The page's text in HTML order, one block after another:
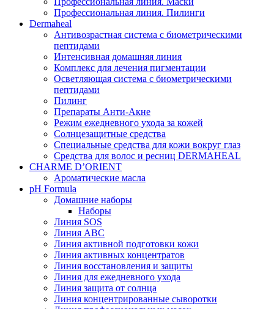
Профессиональная линия. Пилинги
Dermaheal
Антивозрастная система с биометрическими
пептидами
Интенсивная домашняя линия
Комплекс для лечения пигментации
Осветляющая система с биометрическими
пептидами
Пилинг
Препараты Анти-Акне
Режим ежедневного ухода за кожей
Солнцезащитные средства
Специальные средства для кожи вокруг глаз
Средства для волос и ресниц DERMAHEAL
CHARME D’ORIENT
Ароматические масла
pH Formula
Домашние наборы
Наборы
Линия SOS
Линия АВС
Линия активной подготовки кожи
Линия активных концентратов
Линия восстановления и защиты
Линия для ежедневного ухода
Линия защита от солнца
Линия концентрированные сыворотки